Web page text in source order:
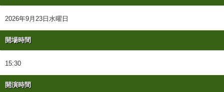
2026年9月23日水曜日
開場時間
15:30
開演時間